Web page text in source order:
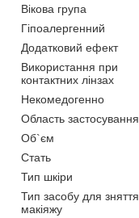
Вікова група
Гіпоалергенний
Додатковий ефект
Використання при
контактних лінзах
Некомедогенно
Область застосування
Об`єм
Стать
Тип шкіри
Тип засобу для зняття
макіяжу